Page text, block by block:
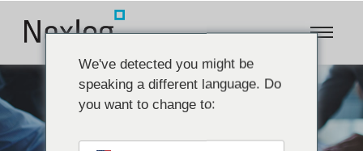
We've detected you might be
speaking a different language. Do
you want to change to: